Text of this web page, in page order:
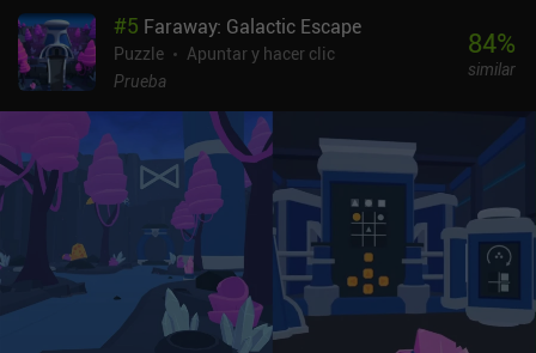
#5 Faraway: Galactic Escape
Puzzle
Apuntar y hacer clic
Prueba
84%
similar